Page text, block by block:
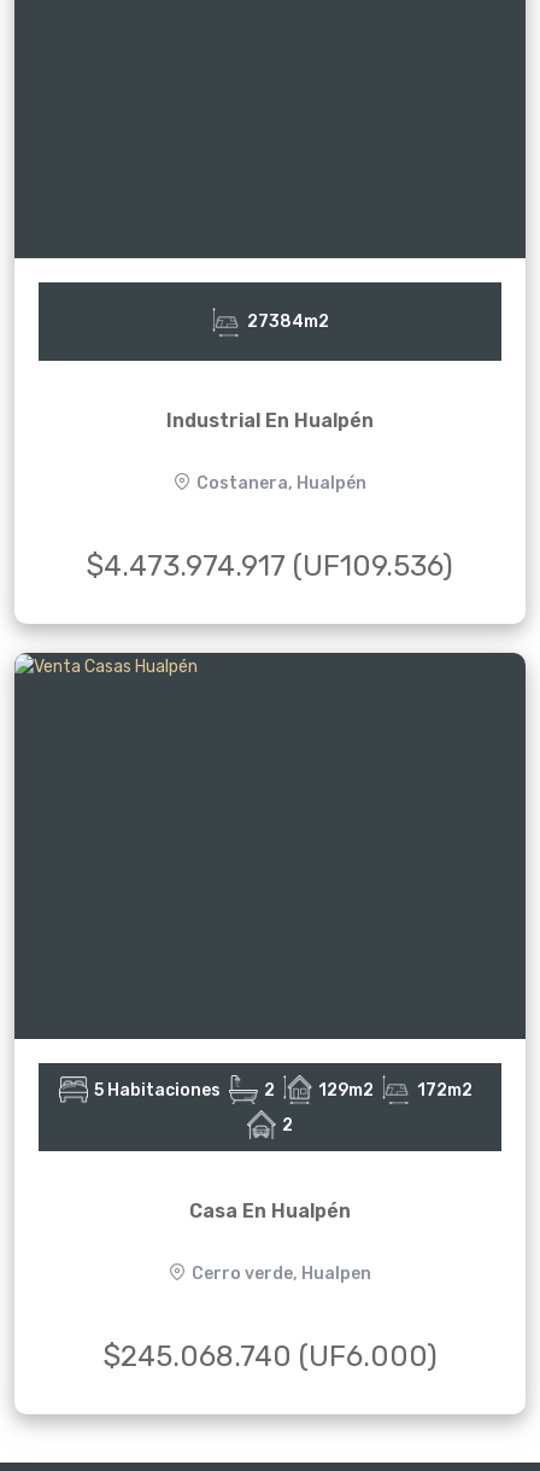
27384m2
Industrial En Hualpén
Costanera, Hualpén
$4.473.974.917 (UF109.536)
5 Habitaciones 2 129m2
172m2
2
Casa En Hualpén
Cerro verde, Hualpen
$245.068.740 (UF6.000)